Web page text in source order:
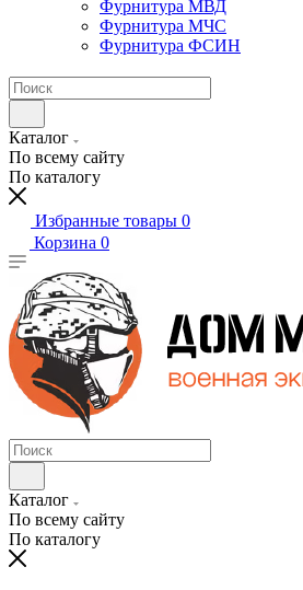
Фурнитура МВД
Фурнитура МЧС
Фурнитура ФСИН
Каталог
По всему сайту
По каталогу
Избранные товары 0
Корзина 0
Каталог
По всему сайту
По каталогу